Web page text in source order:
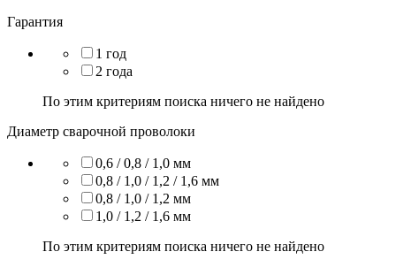
Гарантия
1 год
2 года
По этим критериям поиска ничего не найдено
Диаметр сварочной проволоки
0,6 / 0,8 / 1,0 мм
0,8 / 1,0 / 1,2 / 1,6 мм
0,8 / 1,0 / 1,2 мм
1,0 / 1,2 / 1,6 мм
По этим критериям поиска ничего не найдено